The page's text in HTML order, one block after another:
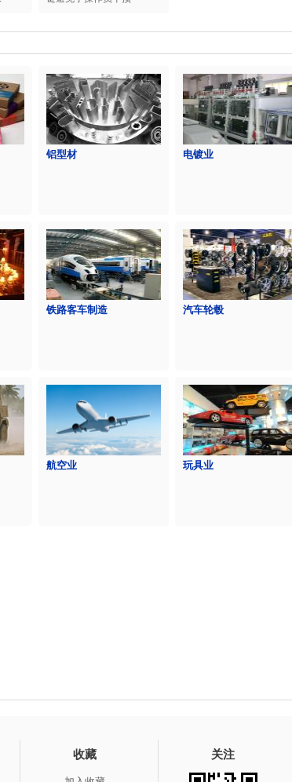
铝型材 电镀业
铁路客车制造 汽车轮毂
航空业 玩具业
收藏 关注